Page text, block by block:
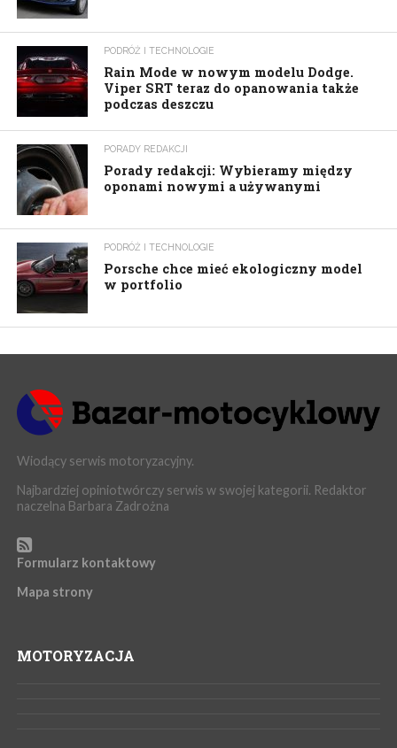
PODRÓŻ I TECHNOLOGIE
Rain Mode w nowym modelu Dodge.
Viper SRT teraz do opanowania także
podczas deszczu
PORADY REDAKCJI
Porady redakcji: Wybieramy między
oponami nowymi a używanymi
PODRÓŻ I TECHNOLOGIE
Porsche chce mieć ekologiczny model
w portfolio
Wiodący serwis motoryzacyjny.
Najbardziej opiniotwórczy serwis w swojej kategorii. Redaktor
naczelna Barbara Zadrożna
Formularz kontaktowy
Mapa strony
MOTORYZACJA